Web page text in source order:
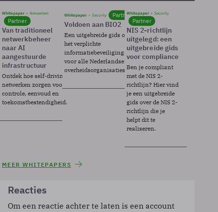
Whitepaper Netwerken
Partner
Van traditioneel
netwerkbeheer
naar AI
aangestuurde
infrastructuur
Ontdek hoe self-driving
netwerken zorgen voor
controle, eenvoud en
toekomstbestendigheid.
Whitepaper Security Partner
Voldoen aan BIO2
Een uitgebreide gids over BIO2,
het verplichte
informatiebeveiligingsframework
voor alle Nederlandse
overheidsorganisaties.
Whitepaper Security
Partner
NIS 2-richtlijn
uitgelegd: een
uitgebreide gids
voor compliance
Ben je compliant
met de NIS 2-
richtlijn? Hier vind
je een uitgebreide
gids over de NIS 2-
richtlijn die je
helpt dit te
realiseren.
MEER WHITEPAPERS
Reacties
Om een reactie achter te laten is een account